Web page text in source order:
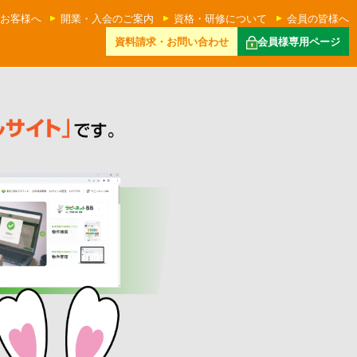
客様へ 開業・入会のご案内 資格・研修について
会員の皆様へ
資料請求・お問い合わせ
会員様専用ページ